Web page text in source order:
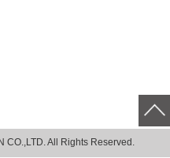
CO.,LTD. All Rights Reserved.